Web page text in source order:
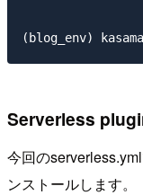
Serverless
今回の
ンストールします。